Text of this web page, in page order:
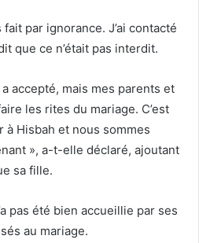
fait par ignorance. J’ai contacté
que ce n’était pas interdit.
a accepté, mais mes parents et
les rites du mariage. C’est
à Hisbah et nous sommes
», a-t-elle déclaré, ajoutant
sa fille.
pas été bien accueillie par ses
au mariage.